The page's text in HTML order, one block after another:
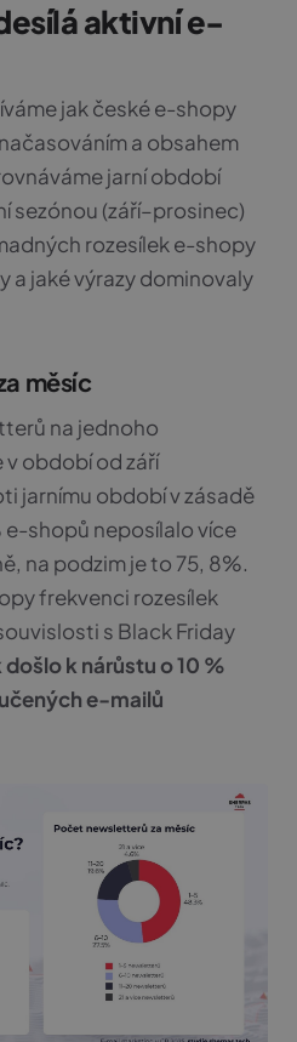
aktivní e-
jak české e-shopy
a obsahem
jarní období
sezónou (září–prosinec)
rozesílek e-shopy
a jaké výrazy dominovaly
měsíc
na jednoho
v období od září
jarnímu období v zásadě
e-shopů neposílalo více
na podzim je to 75, 8%.
frekvenci rozesílek
s Black Friday
k nárůstu o 10 %
e-mailů